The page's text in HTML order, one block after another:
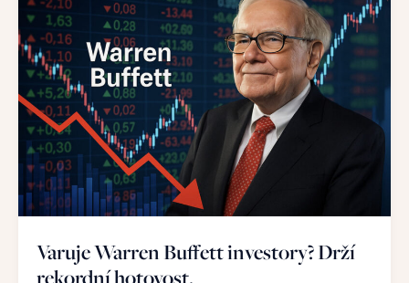
Varuje Warren Buffett investory? Drží